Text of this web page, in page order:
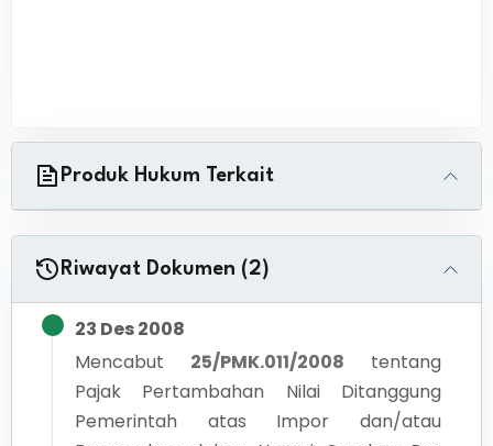
Produk Hukum Terkait
Riwayat Dokumen (2)
23 Des 2008
Mencabut
25/PMK.011/2008
tentang
Pajak Pertambahan Nilai Ditanggung
Pemerintah atas Impor dan/atau